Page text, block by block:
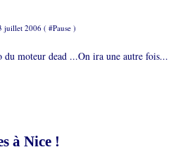
juillet 2006 ( #Pause)
moteur dead ...On ira une autre fois...
à Nice !